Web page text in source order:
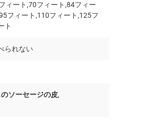
ィート,70フィート,84フィー
フィート,110フィート,125フ
ト
られない
ソーセージの皮,